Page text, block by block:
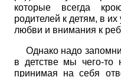
которые всегда
родителей к детям, в
любви и внимания к
Однако надо
в детстве мы чего-то
принимая на себя